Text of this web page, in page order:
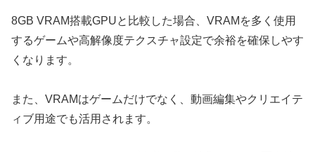
8GB VRAM搭載GPUと比較した場合、VRAMを多く使用
するゲームや高解像度テクスチャ設定で余裕を確保しやす
くなります。
また、VRAMはゲームだけでなく、動画編集やクリエイテ
ィブ用途でも活用されます。